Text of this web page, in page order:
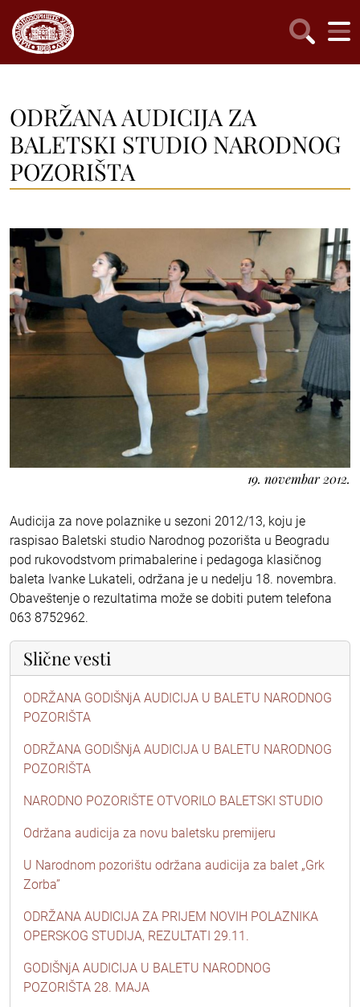
ODRŽANA AUDICIJA ZA
BALETSKI STUDIO NARODNOG
POZORIŠTA
19. novembar 2012.
Audicija za nove polaznike u sezoni 2012/13, koju je
raspisao Baletski studio Narodnog pozorišta u Beogradu
pod rukovodstvom primabalerine i pedagoga klasičnog
baleta Ivanke Lukateli, održana je u nedelju 18. novembra.
Obaveštenje o rezultatima može se dobiti putem telefona
063 8752962.
Slične vesti
ODRŽANA GODIŠNjA AUDICIJA U BALETU NARODNOG
POZORIŠTA
ODRŽANA GODIŠNjA AUDICIJA U BALETU NARODNOG
POZORIŠTA
NARODNO POZORIŠTE OTVORILO BALETSKI STUDIO
Održana audicija za novu baletsku premijeru
U Narodnom pozorištu održana audicija za balet „Grk
Zorba”
ODRŽANA AUDICIJA ZA PRIJEM NOVIH POLAZNIKA
OPERSKOG STUDIJA, REZULTATI 29.11.
GODIŠNjA AUDICIJA U BALETU NARODNOG
POZORIŠTA 28. MAJA